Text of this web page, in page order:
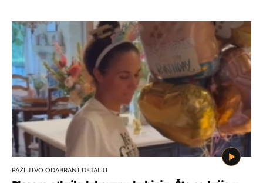
PAŽLJIVO ODABRANI DETALJI